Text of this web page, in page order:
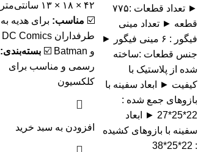
► تعداد قطعات :۷۷۵
قطعه ► تعداد مینی
فیگور : ۶ مینی فیگور ►
جنس قطعات :ساخته
شده از پلاستیک با
کیفیت ► ابعاد سفینه با
بازوهای جمع شده :
22*25*27 ► ابعاد
سفینه با بازوهای کشیده
: 22*25*38
۴۲ × ۱۸ × ۱۳ سانتی‌متر
☑️ مناسب: برای هدیه به
طرفداران DC Comics
و Batman ☑️
بسته‌بندی:
رسمی و مناسب برای
کلکسیون
افزودن به سبد خرید